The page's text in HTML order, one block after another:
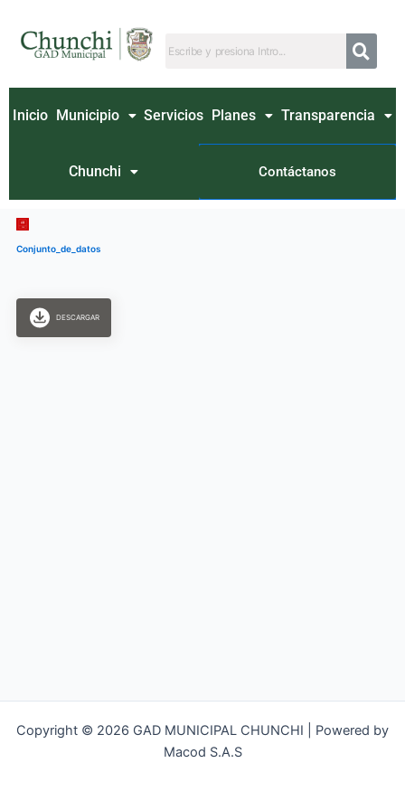
contenido
Inicio Municipio Servicios Planes Transparencia
Chunchi Contáctanos
Conjunto_de_datos
DESCARGAR
Copyright © 2026 GAD MUNICIPAL CHUNCHI | Powered by
Macod S.A.S